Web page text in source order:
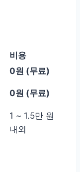
비용
0원 (무료)
0원 (무료)
1 ~ 1.5만 원
내외